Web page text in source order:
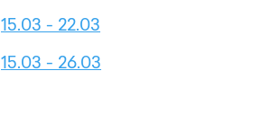
15.03 - 22.03
15.03 - 26.03